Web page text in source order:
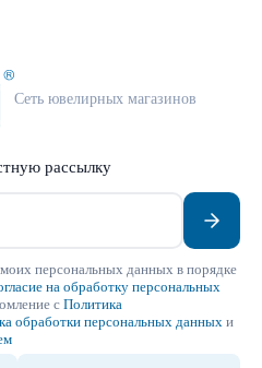
Сеть ювелирных магазинов
рассылку
персональных данных в порядке
на обработку персональных
с Политика
обработки персональных данных и